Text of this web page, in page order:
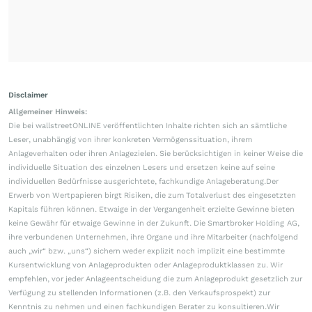
Disclaimer
Allgemeiner Hinweis:
Die bei wallstreetONLINE veröffentlichten Inhalte richten sich an sämtliche
Leser, unabhängig von ihrer konkreten Vermögenssituation, ihrem
Anlageverhalten oder ihren Anlagezielen. Sie berücksichtigen in keiner Weise die
individuelle Situation des einzelnen Lesers und ersetzen keine auf seine
individuellen Bedürfnisse ausgerichtete, fachkundige Anlageberatung.Der
Erwerb von Wertpapieren birgt Risiken, die zum Totalverlust des eingesetzten
Kapitals führen können. Etwaige in der Vergangenheit erzielte Gewinne bieten
keine Gewähr für etwaige Gewinne in der Zukunft. Die Smartbroker Holding AG,
ihre verbundenen Unternehmen, ihre Organe und ihre Mitarbeiter (nachfolgend
auch „wir“ bzw. „uns“) sichern weder explizit noch implizit eine bestimmte
Kursentwicklung von Anlageprodukten oder Anlageproduktklassen zu. Wir
empfehlen, vor jeder Anlageentscheidung die zum Anlageprodukt gesetzlich zur
Verfügung zu stellenden Informationen (z.B. den Verkaufsprospekt) zur
Kenntnis zu nehmen und einen fachkundigen Berater zu konsultieren.Wir